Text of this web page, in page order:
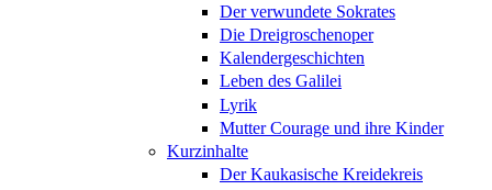
Der verwundete Sokrates
Die Dreigroschenoper
Kalendergeschichten
Leben des Galilei
Lyrik
Mutter Courage und ihre Kinder
Kurzinhalte
Der Kaukasische Kreidekreis